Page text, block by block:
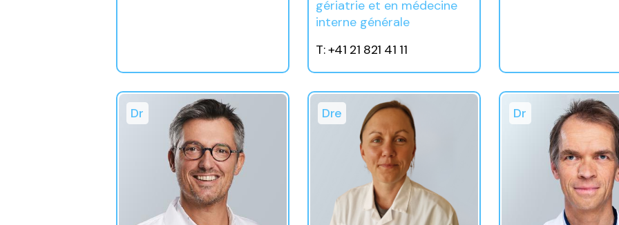
gériatrie et en médecine
interne générale
T: +41 21 821 41 11
Dr Dre Dr